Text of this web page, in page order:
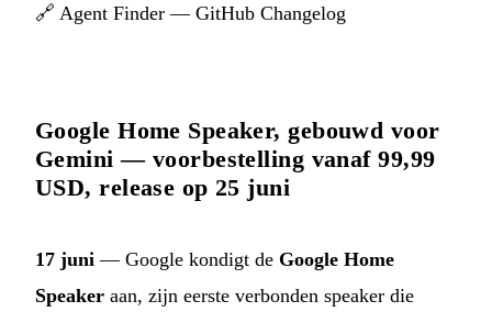
🔗 Agent Finder — GitHub Changelog
Google Home Speaker, gebouwd voor
Gemini — voorbestelling vanaf 99,99
USD, release op 25 juni
17 juni — Google kondigt de Google Home
Speaker aan, zijn eerste verbonden speaker die